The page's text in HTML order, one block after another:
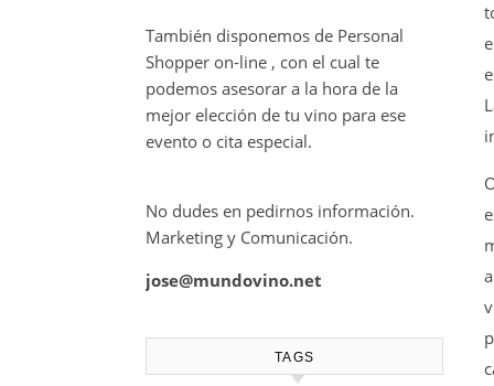
También disponemos de Personal
Shopper on-line , con el cual te
podemos asesorar a la hora de la
mejor elección de tu vino para ese
evento o cita especial.
No dudes en pedirnos información.
Marketing y Comunicación.
jose@mundovino.net
TAGS